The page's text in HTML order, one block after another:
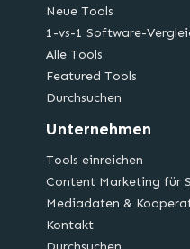
Neue Tools
1-vs-1 Software-
Alle Tools
Featured Tools
Durchsuchen
Unternehmen
Tools einreichen
Content Marketing für
Mediadaten &
Kontakt